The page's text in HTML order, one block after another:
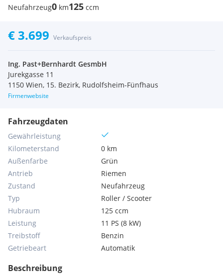
Neufahrzeug0 km125 ccm
€ 3.699 Verkaufspreis
Ing. Past+Bernhardt GesmbH
Jurekgasse 11
1150 Wien, 15. Bezirk, Rudolfsheim-Fünfhaus
Firmenwebsite
Fahrzeugdaten
Gewährleistung
Kilometerstand
0 km
Außenfarbe
Grün
Antrieb
Riemen
Zustand
Neufahrzeug
Typ
Roller / Scooter
Hubraum
125 ccm
Leistung
11 PS (8 kW)
Treibstoff
Benzin
Getriebeart
Automatik
Beschreibung